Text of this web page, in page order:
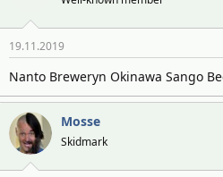
19.11.2019
Nanto Breweryn Okinawa Sango
Mosse
Skidmark